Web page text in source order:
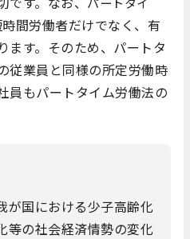
間労働者だけでなく、有
ます。そのため、パートタ
従業員と同様の所定労働時
員もパートタイム労働法の
国における少子高齢化
等の社会経済情勢の変化